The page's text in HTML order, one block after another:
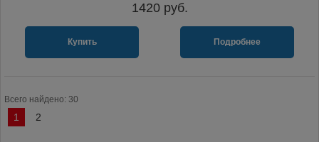
1420руб.
Купить Подробнее
Всего найдено: 30
1 2